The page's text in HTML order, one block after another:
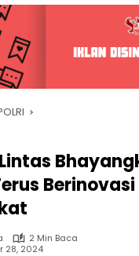
2 Min Baca
28, 2024